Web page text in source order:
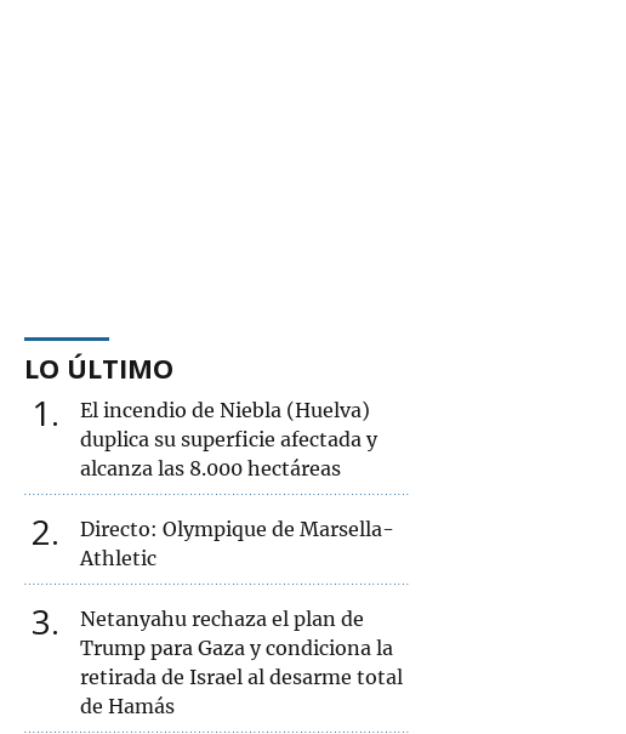
LO ÚLTIMO
1
El incendio de Niebla (Huelva)
duplica su superficie afectada y
alcanza las 8.000 hectáreas
2
Directo: Olympique de Marsella-
Athletic
3
Netanyahu rechaza el plan de
Trump para Gaza y condiciona la
retirada de Israel al desarme total
de Hamás